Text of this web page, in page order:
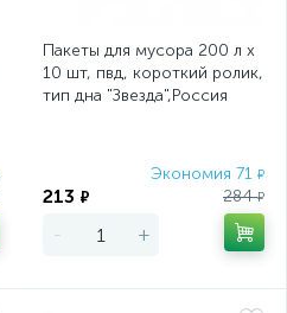
Пакеты для мусора 200 л x
10 шт, пвд, короткий ролик,
тип дна "Звезда",Россия
Экономия 71 ₽
213 ₽ 284₽
- +